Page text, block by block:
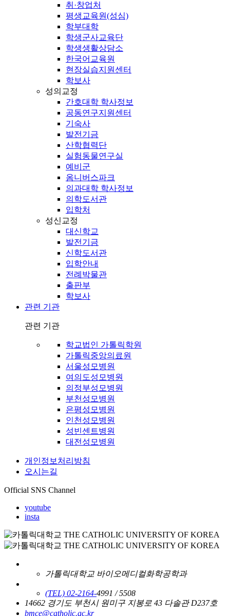
취·창업처
평생교육원(성심)
학부대학
학생군사교육단
학생생활상담소
한국어교육원
현장실습지원센터
학보사
성의교정
간호대학 학사정보
공동연구지원센터
기숙사
발전기금
산학협력단
실험동물연구실
예비군
옴니버스파크
의과대학 학사정보
의학도서관
입학처
성신교정
대신학교
발전기금
신학도서관
입학안내
전례박물관
출판부
학보사
관련 기관
관련 기관
학교법인 가톨릭학원
가톨릭중앙의료원
서울성모병원
여의도성모병원
의정부성모병원
부천성모병원
은평성모병원
인천성모병원
성빈센트병원
대전성모병원
개인정보처리방침
오시는길
Official SNS Channel
youtube
insta
가톨릭대학교 바이오메디컬화학공학과
(TEL) 02-2164-4991 / 5508
14662 경기도 부천시 원미구 지봉로 43 다솔관 D237호
bmce@catholic.ac.kr